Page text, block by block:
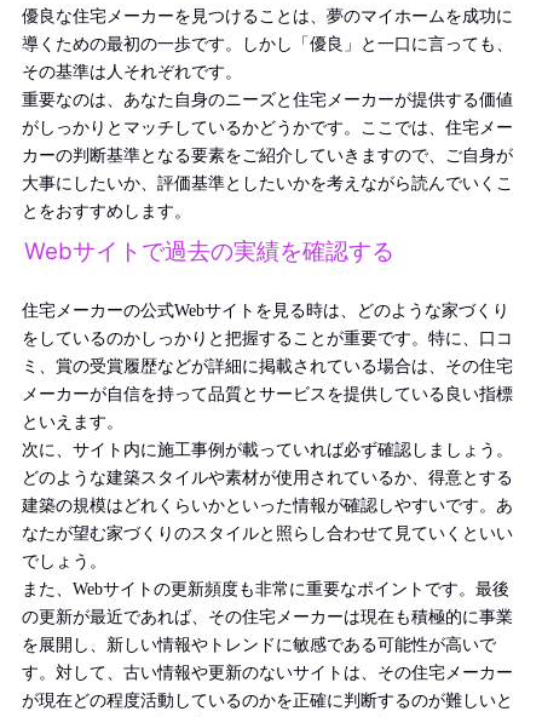
優良な住宅メーカーを見つけることは、夢のマイホームを成功に
導くための最初の一歩です。しかし「優良」と一口に言っても、
その基準は人それぞれです。
重要なのは、あなた自身のニーズと住宅メーカーが提供する価値
がしっかりとマッチしているかどうかです。ここでは、住宅メー
カーの判断基準となる要素をご紹介していきますので、ご自身が
大事にしたいか、評価基準としたいかを考えながら読んでいくこ
とをおすすめします。
Webサイトで過去の実績を確認する
住宅メーカーの公式Webサイトを見る時は、どのような家づくり
をしているのかしっかりと把握することが重要です。特に、口コ
ミ、賞の受賞履歴などが詳細に掲載されている場合は、その住宅
メーカーが自信を持って品質とサービスを提供している良い指標
といえます。
次に、サイト内に施工事例が載っていれば必ず確認しましょう。
どのような建築スタイルや素材が使用されているか、得意とする
建築の規模はどれくらいかといった情報が確認しやすいです。あ
なたが望む家づくりのスタイルと照らし合わせて見ていくといい
でしょう。
また、Webサイトの更新頻度も非常に重要なポイントです。最後
の更新が最近であれば、その住宅メーカーは現在も積極的に事業
を展開し、新しい情報やトレンドに敏感である可能性が高いで
す。対して、古い情報や更新のないサイトは、その住宅メーカー
が現在どの程度活動しているのかを正確に判断するのが難しいと